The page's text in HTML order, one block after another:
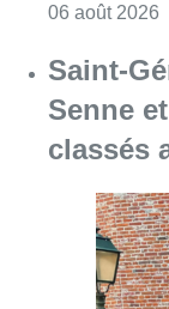
06 août 2026
Saint-
Senne
classés